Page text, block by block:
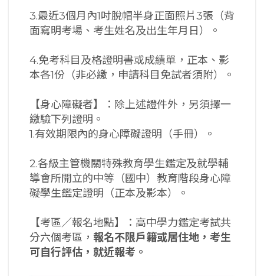
3.最近3個月內1吋脫帽半身正面照片3張（背
面寫明考場、考生姓名及出生年月日）。
4.免考科目及格證明書或成績單，正本、影
本各1份（非必繳，申請科目免試者須附）。
【身心障礙者】：除上述證件外，另須擇一
繳驗下列證明。
1.有效期限內的身心障礙證明（手冊）。
2.各級主管機關特殊教育學生鑑定及就學輔
導會所開立的中等（國中）教育階段身心障
礙學生鑑定證明（正本及影本）。
【考區／報名地點】：高中學力鑑定考試共
分六個考區， 報名不限戶籍或居住地，考生
可自行評估，就近報考。